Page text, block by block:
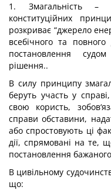
1. Змагальність –
конституційних
розкриває “джерело
всебічного та
постановлення
рішення..
В силу принципу
беруть участь у
свою користь,
справи обставини,
або спростовують ці
дії, спрямовані на те,
постановлення
В цивільному
що: